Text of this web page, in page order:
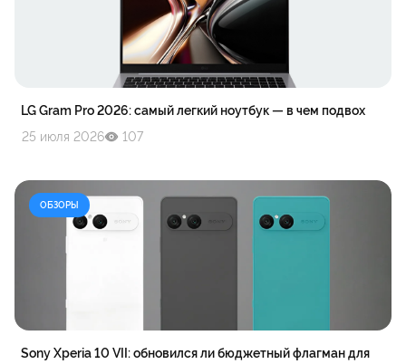
LG Gram Pro 2026: самый легкий ноутбук — в чем подвох
25 июля 2026
107
ОБЗОРЫ
Sony Xperia 10 VII: обновился ли бюджетный флагман для